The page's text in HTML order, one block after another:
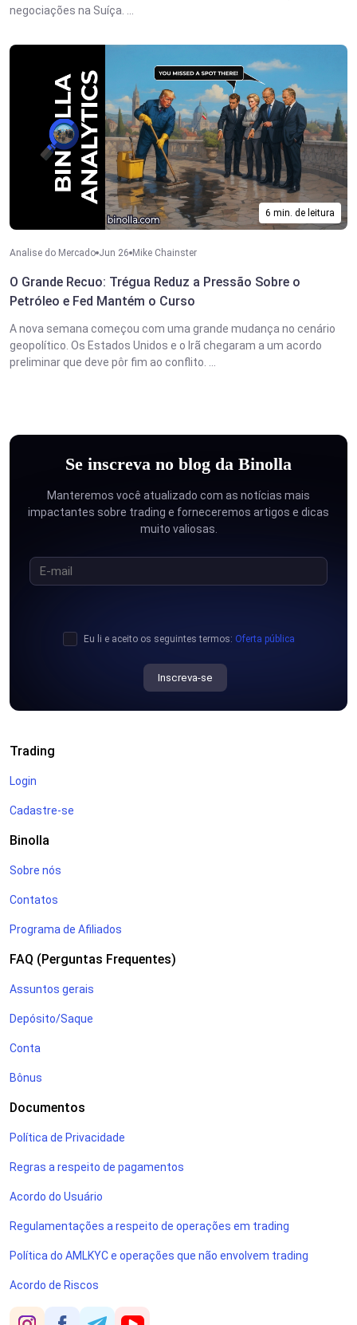
negociações na Suíça. ...
6 min. de leitura
Analise do Mercado Jun 26 Mike Chainster
O Grande Recuo: Trégua Reduz a Pressão Sobre o
Petróleo e Fed Mantém o Curso
A nova semana começou com uma grande mudança no cenário
geopolítico. Os Estados Unidos e o Irã chegaram a um acordo
preliminar que deve pôr fim ao conflito. ...
Se inscreva no blog da Binolla
Manteremos você atualizado com as notícias mais
impactantes sobre trading e forneceremos artigos e dicas
muito valiosas.
Inscreva-se
Eu li e aceito os seguintes termos: Oferta pública
Trading
Login
Cadastre-se
Binolla
Sobre nós
Contatos
Programa de Afiliados
FAQ (Perguntas Frequentes)
Assuntos gerais
Depósito/Saque
Conta
Bônus
Documentos
Política de Privacidade
Regras a respeito de pagamentos
Acordo do Usuário
Regulamentações a respeito de operações em trading
Política do AMLKYC e operações que não envolvem trading
Acordo de Riscos